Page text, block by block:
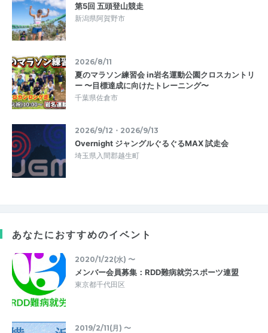
第5回 五頭登山競走
新潟県阿賀野市
2026/8/11
夏のマラソン練習会 in岩名運動公園クロスカントリ
ー 〜目標達成に向けたトレーニング〜
千葉県佐倉市
2026/9/12・2026/9/13
Overnight ジャングルぐるぐるMAX 試走会
埼玉県入間郡越生町
あなたにおすすめのイベント
2020/1/22(水) 〜
メンバー会員募集：RDD難病就労スポーツ連盟
東京都千代田区
2019/2/11(月) 〜